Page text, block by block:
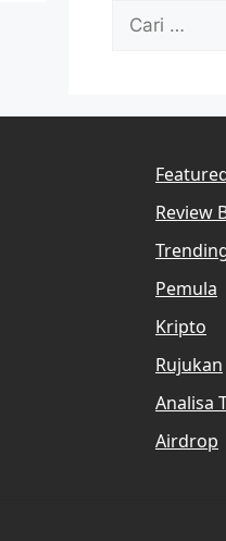
Cari
Review
Pemula
Kripto
Rujukan
Analisa
Airdrop